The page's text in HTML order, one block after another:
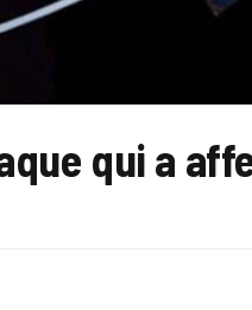
qui a